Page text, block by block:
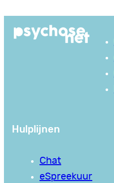
naar
Hulplijnen
Chat
eSpreekuur